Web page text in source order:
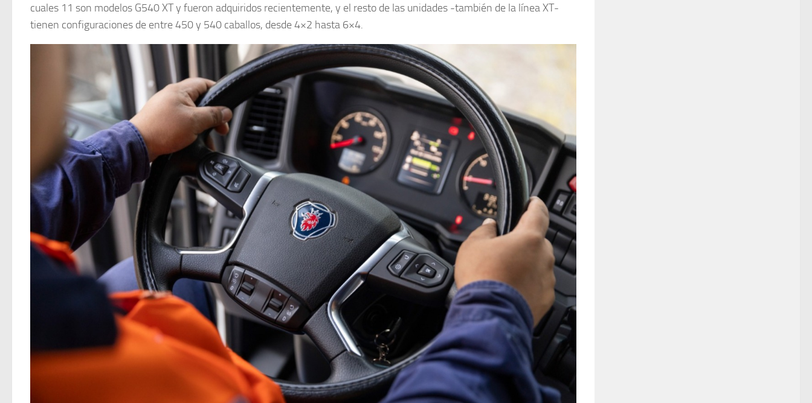
cuales 11 son modelos G540 XT y fueron adquiridos recientemente, y el resto de las unidades -también de la línea XT-
tienen configuraciones de entre 450 y 540 caballos, desde 4×2 hasta 6×4.